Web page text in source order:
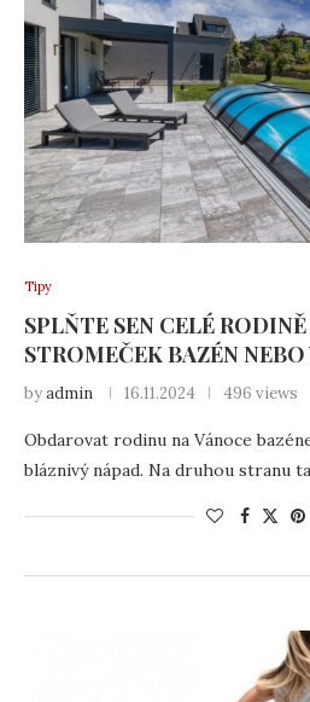
Tipy
SPLŇTE SEN CELÉ
STROMEČEK BAZÉN
byadmin 16.11.2024 496 views
Obdarovat rodinu na Vánoce
bláznivý nápad. Na druhou stranu